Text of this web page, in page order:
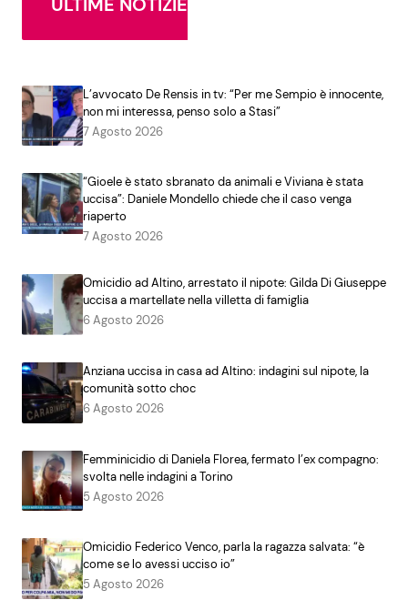
L’avvocato De Rensis in tv: “Per me Sempio è innocente,
non mi interessa, penso solo a Stasi”
7 Agosto 2026
“Gioele è stato sbranato da animali e Viviana è stata
uccisa”: Daniele Mondello chiede che il caso venga
riaperto
7 Agosto 2026
Omicidio ad Altino, arrestato il nipote: Gilda Di Giuseppe
uccisa a martellate nella villetta di famiglia
6 Agosto 2026
Anziana uccisa in casa ad Altino: indagini sul nipote, la
comunità sotto choc
6 Agosto 2026
Femminicidio di Daniela Florea, fermato l’ex compagno:
svolta nelle indagini a Torino
5 Agosto 2026
Omicidio Federico Venco, parla la ragazza salvata: “è
come se lo avessi ucciso io”
5 Agosto 2026